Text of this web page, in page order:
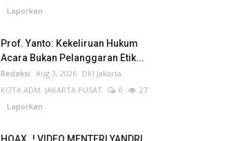
Laporkan
Prof. Yanto: Kekeliruan Hukum
Acara Bukan Pelanggaran Etik...
Redaksi Aug 3, 2026 DKI Jakarta
KOTA ADM. JAKARTA PUSAT
0
27
Laporkan